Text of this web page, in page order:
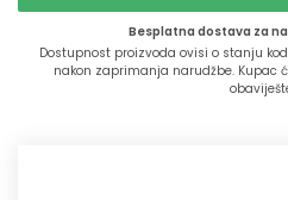
Besplatna dostava za
Dostupnost proizvoda ovisi o stanju
nakon zaprimanja narudžbe. Kupac